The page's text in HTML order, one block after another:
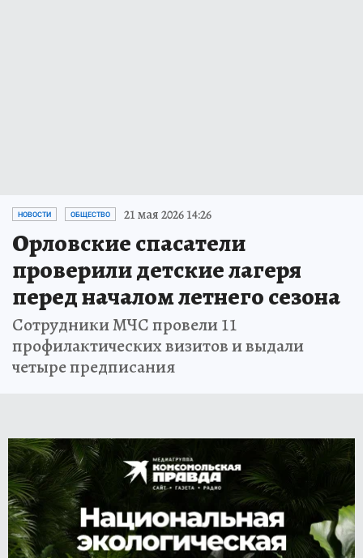
НОВОСТИ ОБЩЕСТВО 21 мая 2026 14:26
Орловские спасатели
проверили детские лагеря
перед началом летнего сезона
Сотрудники МЧС провели 11
профилактических визитов и выдали
четыре предписания